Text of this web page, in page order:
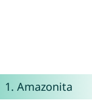
1. Amazonita